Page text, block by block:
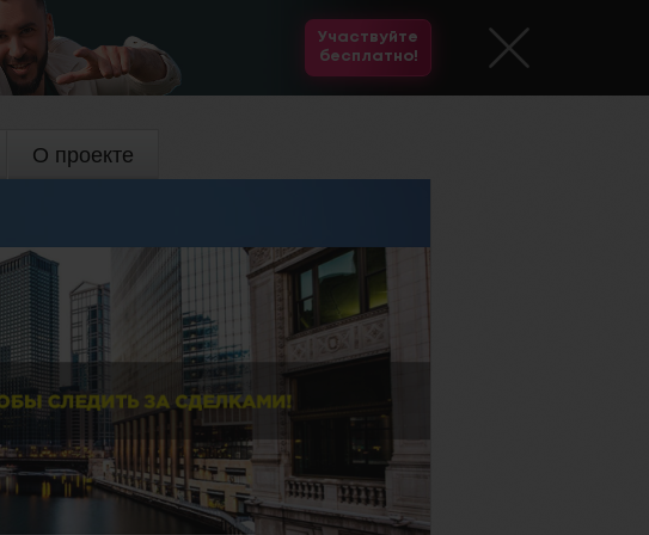
Участвуйте
бесплатно!
О проекте